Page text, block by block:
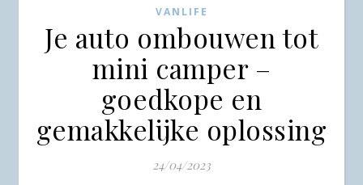
VANLIFE
Je auto ombouwen tot
mini camper –
goedkope en
gemakkelijke oplossing
24/04/2023